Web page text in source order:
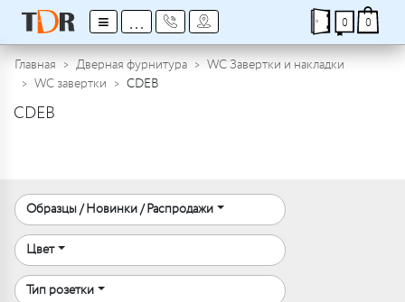
≡ ... 0 0
Главная Дверная фурнитура
WC Завертки и накладки
WC завертки
CDEB
CDEB
Образцы / Новинки / Распродажи
Цвет
Тип розетки